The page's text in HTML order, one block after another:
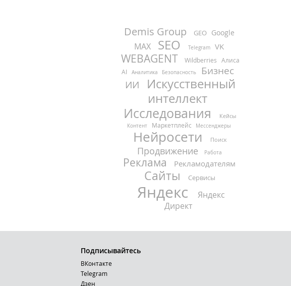
Demis Group GEO Google
MAX SEO Telegram VK
WEBAGENT Wildberries
Алиса
AI
Аналитика Безопасность
Бизнес
ИИ
Искусственный
интеллект
Исследования Кейсы
Контент Маркетплейс Мессенджеры
Нейросети Поиск
Продвижение Работа
Реклама Рекламодателям
Сайты Сервисы
Яндекс
Яндекс
Директ
Подписывайтесь
ВКонтакте
Telegram
Дзен